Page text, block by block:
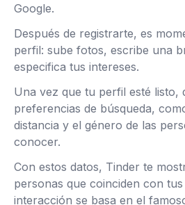
Google.
Después de registrarte, es
perfil: sube fotos, escribe una
especifica tus intereses.
Una vez que tu perfil esté listo,
preferencias de búsqueda,
distancia y el género de las
conocer.
Con estos datos, Tinder te
personas que coinciden con
interacción se basa en el